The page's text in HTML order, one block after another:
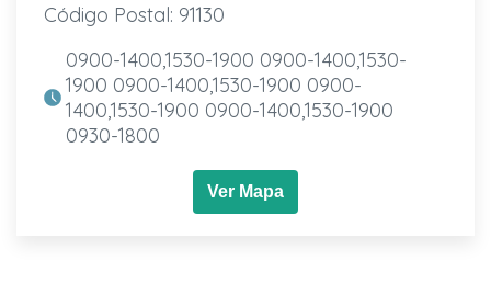
Código Postal: 91130
0900-1400,1530-1900 0900-1400,1530-
1900 0900-1400,1530-1900 0900-
1400,1530-1900 0900-1400,1530-1900
0930-1800
Ver Mapa